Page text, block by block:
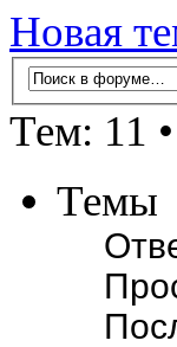
Новая
Тем: 11
Темы